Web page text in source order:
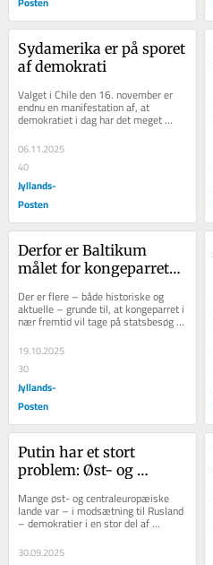
Sydamerika er på sporet
af demokrati
Valget i Chile den 16. november er
endnu en manifestation af, at
demokratiet i dag har det meget
bedre i Sydamerika end for blot få
årtier siden.
06.11.2025
40
Jyllands-
Posten
Derfor er Baltikum
målet for kongeparrets
Der er flere – både historiske og
aktuelle – grunde til, at kongeparret i
nær fremtid vil tage på statsbesøg til
netop Letland, Estland og Litauen.
19.10.2025
30
Jyllands-
Posten
Putin har et stort
problem: Øst- og
forholdsvis lang
tradition for demokrati
Mange øst- og centraleuropæiske
lande var – i modsætning til Rusland
– demokratier i en stor del af
igen...
30.09.2025